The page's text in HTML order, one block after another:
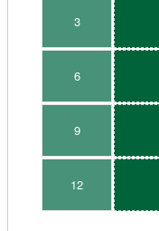
3
6
9
12